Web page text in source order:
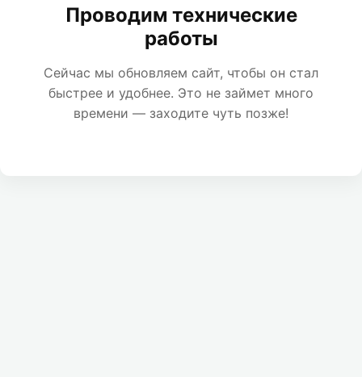
Проводим технические
работы
Сейчас мы обновляем сайт, чтобы он стал
быстрее и удобнее. Это не займет много
времени — заходите чуть позже!